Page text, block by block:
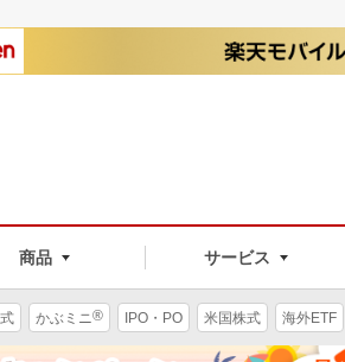
商品 サービス
かぶミニ® IPO・PO 米国株式 海外ETF